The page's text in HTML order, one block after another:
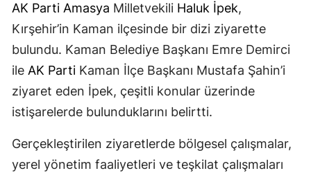
AK Parti Amasya Milletvekili Haluk İpek,
Kırşehir’in Kaman ilçesinde bir dizi ziyarette
bulundu. Kaman Belediye Başkanı Emre Demirci
ile AK Parti Kaman İlçe Başkanı Mustafa Şahin’i
ziyaret eden İpek, çeşitli konular üzerinde
istişarelerde bulunduklarını belirtti.
Gerçekleştirilen ziyaretlerde bölgesel çalışmalar,
yerel yönetim faaliyetleri ve teşkilat çalışmaları